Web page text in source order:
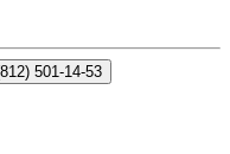
501-14-53